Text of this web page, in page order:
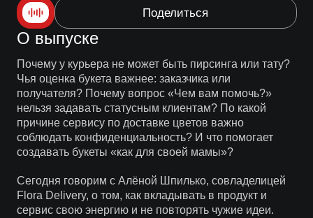
Поделиться
О выпуске
Почему у курьера не может быть пирсинга или тату?
Чья оценка букета важнее: заказчика или
получателя? Почему вопрос «Чем вам помочь?»
нельзя задавать статусным клиентам? По какой
причине сервису по доставке цветов важно
соблюдать конфиденциальность? И что помогает
создавать букеты «как для своей мамы»?
Сегодня говорим с Алёной Шпилько, совладелицей
Flora Delivery, о том, как вкладывать в продукт и
сервис свою энергию и не повторять чужие идеи.